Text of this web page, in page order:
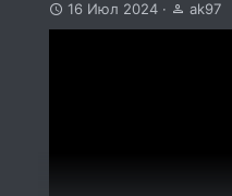
16 Июл 2024 ak97